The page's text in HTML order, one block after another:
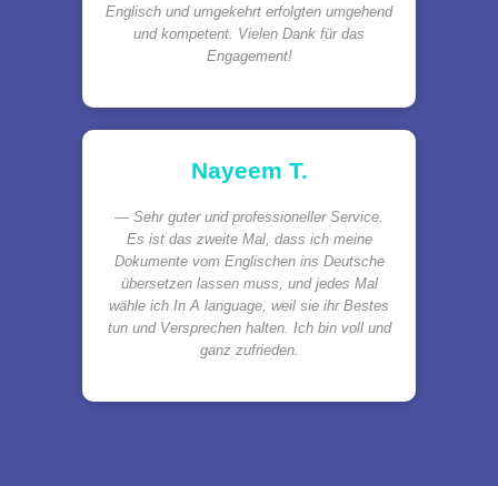
Englisch und umgekehrt erfolgten umgehend
und kompetent. Vielen Dank für das
Engagement!
Nayeem T.
Sehr guter und professioneller Service.
Es ist das zweite Mal, dass ich meine
Dokumente vom Englischen ins Deutsche
übersetzen lassen muss, und jedes Mal
wähle ich In A language, weil sie ihr Bestes
tun und Versprechen halten. Ich bin voll und
ganz zufrieden.